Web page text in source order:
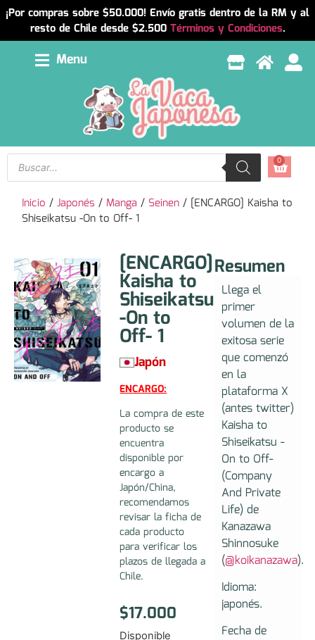
¡Por compras sobre $50.000! Envío gratis dentro de la RM y al
resto de Chile desde $2.500 Términos y Condiciones.
Menu
0
Inicio /Japonés /Manga / Seinen / [ENCARGO] Kaisha to
Shiseikatsu -On to Off- 1
[ENCARGO]
Kaisha to
Shiseikatsu
-On to
Off- 1
Japón
ENCARGO:
La compra de este
producto se
encuentra
disponible por
encargo a
Japón/China,
recomendamos
revisar la ficha de
cada producto
para verificar los
plazos de llegada a
Chile.
$17.000
Disponible
Resumen
Llega el
primer
volumen de la
exitosa serie
que comenzó
en la
plataforma X
(antes twitter)
Kaisha to
Shiseikatsu -
On to Off-
(Company
And Private
Life) de
Kanazawa
Shinnosuke
(@koikanazawa).
Idioma:
japonés.
Fecha de